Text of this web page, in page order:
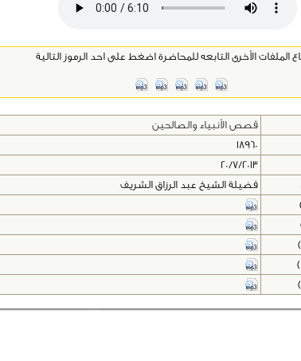
الملفات الأخرى التابعه للمحاضرة اضغط على احد الرموز التالية
قصص الأنبياء والصالحين
18960
20/7/2013
فضيلة الشيخ عبد الرزاق الشريف